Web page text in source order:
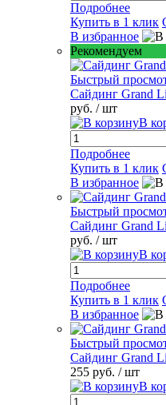
Подробнее
Купить в 1 клик
В избранное
Рекомендуем
Быстрый
Сайдинг Grand
руб. / шт
В
Подробнее
Купить в 1 клик
В избранное
Быстрый
Сайдинг Grand
руб. / шт
В
Подробнее
Купить в 1 клик
В избранное
Быстрый
Сайдинг Grand
255 руб. / шт
В